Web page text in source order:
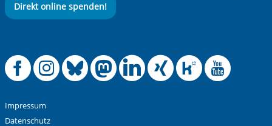
Anti-Roboter-Verifizierung
Alle Informationen zum Schutz der Daten sind sind in
Direkt online spenden!
Offizielle
Offizielle
Offizielle
Offizielle
Offizielle
Impressum
Datenschutz